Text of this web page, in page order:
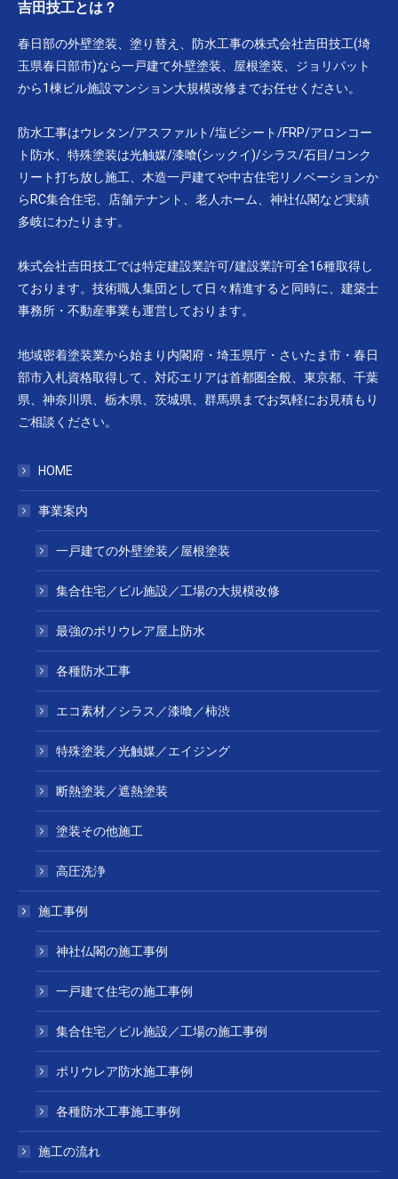
吉田技工とは？
春日部の外壁塗装、塗り替え、防水工事の株式会社吉田技工(埼
玉県春日部市)なら一戸建て外壁塗装、屋根塗装、ジョリパット
から1棟ビル施設マンション大規模改修までお任せください。
防水工事はウレタン/アスファルト/塩ビシート/FRP/アロンコー
ト防水、特殊塗装は光触媒/漆喰(シックイ)/シラス/石目/コンク
リート打ち放し施工、木造一戸建てや中古住宅リノベーションか
らRC集合住宅、店舗テナント、老人ホーム、神社仏閣など実績
多岐にわたります。
株式会社吉田技工では特定建設業許可/建設業許可全16種取得し
ております。技術職人集団として日々精進すると同時に、建築士
事務所・不動産事業も運営しております。
地域密着塗装業から始まり内閣府・埼玉県庁・さいたま市・春日
部市入札資格取得して、対応エリアは首都圏全般、東京都、千葉
県、神奈川県、栃木県、茨城県、群馬県までお気軽にお見積もり
ご相談ください。
HOME
事業案内
一戸建ての外壁塗装／屋根塗装
集合住宅／ビル施設／工場の大規模改修
最強のポリウレア屋上防水
各種防水工事
エコ素材／シラス／漆喰／柿渋
特殊塗装／光触媒／エイジング
断熱塗装／遮熱塗装
塗装その他施工
高圧洗浄
施工事例
神社仏閣の施工事例
一戸建て住宅の施工事例
集合住宅／ビル施設／工場の施工事例
ポリウレア防水施工事例
各種防水工事施工事例
施工の流れ